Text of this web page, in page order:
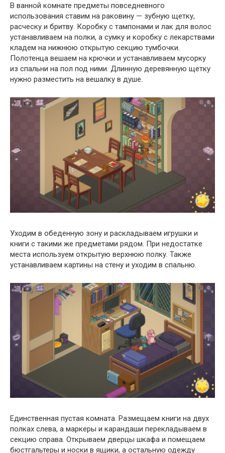
В ванной комнате предметы повседневного
использования ставим на раковину — зубную щетку,
расческу и бритву. Коробку с тампонами и лак для волос
устанавливаем на полки, а сумку и коробку с лекарствами
кладем на нижнюю открытую секцию тумбочки.
Полотенца вешаем на крючки и устанавливаем мусорку
из спальни на пол под ними. Длинную деревянную щетку
нужно разместить на вешалку в душе.
Уходим в обеденную зону и раскладываем игрушки и
книги с такими же предметами рядом. При недостатке
места используем открытую верхнюю полку. Также
устанавливаем картины на стену и уходим в спальню.
Единственная пустая комната. Размещаем книги на двух
полках слева, а маркеры и карандаши перекладываем в
секцию справа. Открываем дверцы шкафа и помещаем
бюстгальтеры и носки в ящики, а остальную одежду